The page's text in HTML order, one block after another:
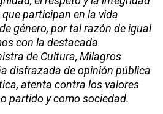
participan en la vida
género, por tal razón de igual
con la destacada
de Cultura, Milagros
disfrazada de opinión pública
atenta contra los valores
partido y como sociedad.